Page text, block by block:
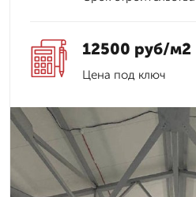
12500 руб/м2
Цена под ключ